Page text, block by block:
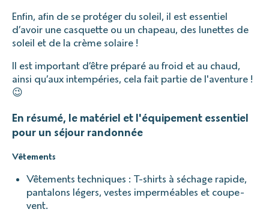
Enfin, afin de se protéger du soleil, il est essentiel
d’avoir une casquette ou un chapeau, des lunettes de
soleil et de la crème solaire !
Il est important d’être préparé au froid et au chaud,
ainsi qu’aux intempéries, cela fait partie de l'aventure !
😉
En résumé, le matériel et l'équipement essentiel
pour un séjour randonnée
Vêtements
Vêtements techniques : T-shirts à séchage rapide,
pantalons légers, vestes imperméables et coupe-
vent.